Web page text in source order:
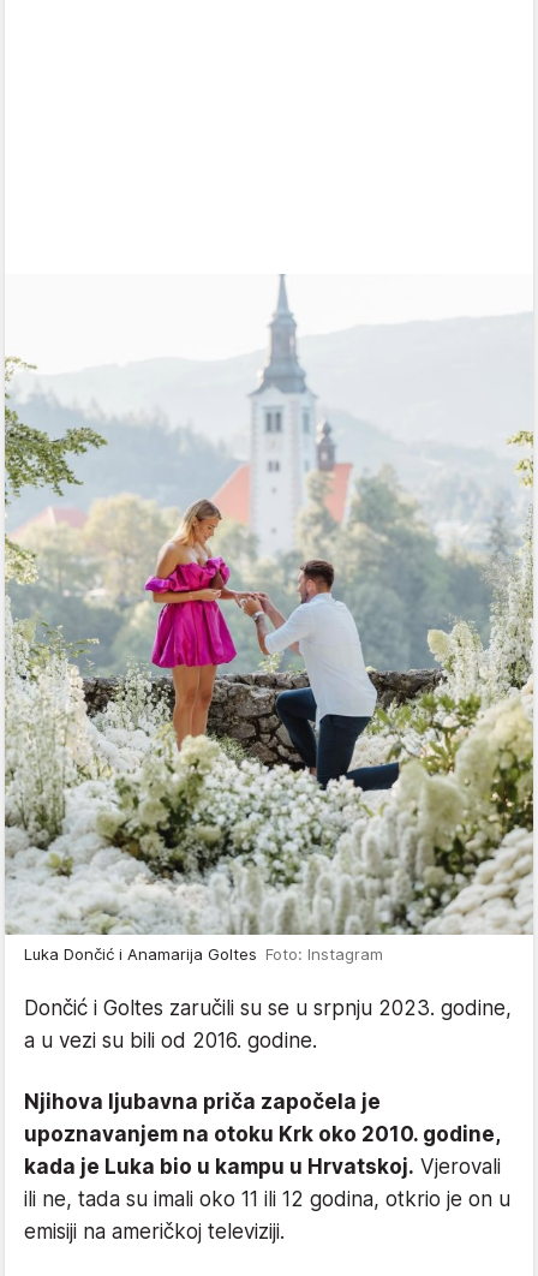
Luka Dončić i Anamarija Goltes Foto: Instagram
Dončić i Goltes zaručili su se u srpnju 2023. godine,
a u vezi su bili od 2016. godine.
Njihova ljubavna priča započela je
upoznavanjem na otoku Krk oko 2010. godine,
kada je Luka bio u kampu u Hrvatskoj. Vjerovali
ili ne, tada su imali oko 11 ili 12 godina, otkrio je on u
emisiji na američkoj televiziji.